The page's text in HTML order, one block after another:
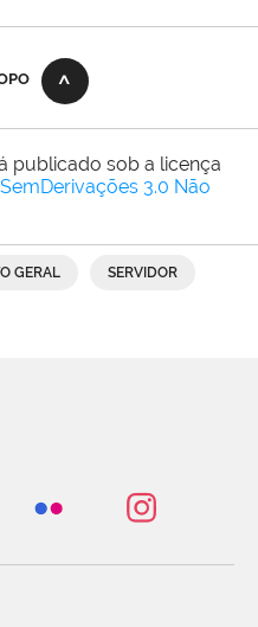
publicado sob a licença
3.0 Não
GERAL SERVIDOR